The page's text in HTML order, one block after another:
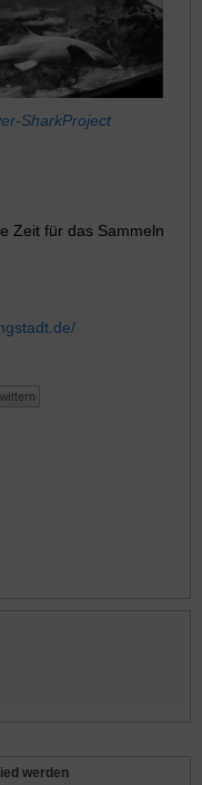
SharkProject
Zeit für das Sammeln
werden